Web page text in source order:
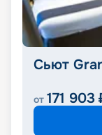
Сьют
от 171 903